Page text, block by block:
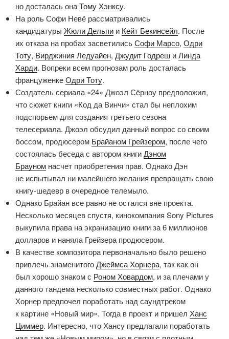
но досталась онаТому Хэнксу.
На роль Софи Невё рассматривались
кандидатуры Жюли Дельпи и Кейт Бекинсейл. После
их отказа на пробах засветилисьСофи Марсо, Одри
Тоту, Вирджиния Ледуайен, Джудит Годреш иЛинда
Харди. Вопреки всем прогнозам роль досталась
француженкеОдри Тоту.
Создатель сериала «24» Джоэл Сёрноу предположил,
что сюжет книги «Код да Винчи» стал бы неплохим
подспорьем для создания третьего сезона
телесериала. Джоэл обсудил данный вопрос со своим
боссом, продюсером Брайаном Грейзером, после чего
состоялась беседа с автором книгиДэном
Брауном насчет приобретения прав. Однако Дэн
не испытывал ни малейшего желания превращать свою
книгу-шедевр в очередное телемыло.
Однако Брайан все равно не остался вне проекта.
Несколько месяцев спустя, кинокомпания Sony Pictures
выкупила права на экранизацию книги за 6 миллионов
долларов и наняла Грейзера продюсером.
В качестве композитора первоначально было решено
привлечь знаменитогоДжеймса Хорнера, так как он
был хорошо знаком с Роном Ховардом, и за плечами у
данного тандема несколько совместных работ. Однако
Хорнер предпочел поработать над саундтреком
к картине «Новый мир». Тогда в проект и пришел Ханс
Циммер. Интересно, что Хансу предлагали поработать